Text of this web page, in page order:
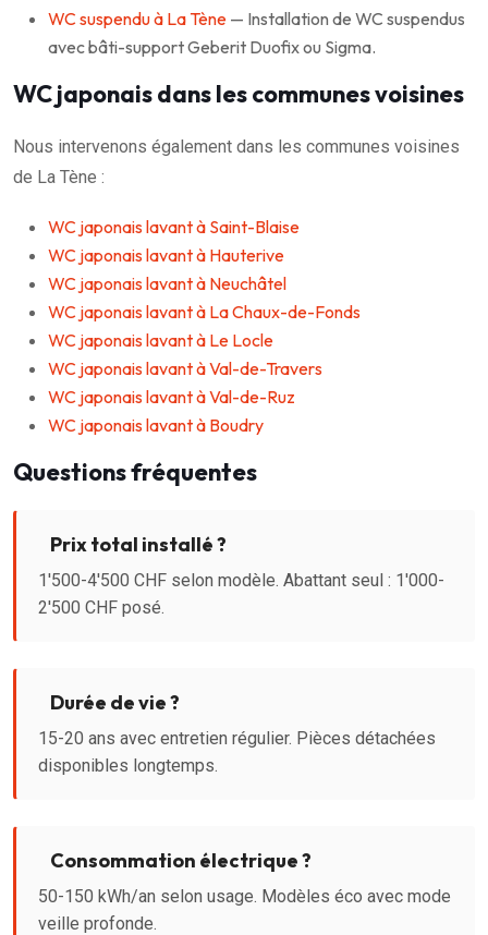
WC suspendu à La Tène — Installation de WC suspendus
avec bâti-support Geberit Duofix ou Sigma.
WC japonais dans les communes voisines
Nous intervenons également dans les communes voisines
de La Tène :
WC japonais lavant à Saint-Blaise
WC japonais lavant à Hauterive
WC japonais lavant à Neuchâtel
WC japonais lavant à La Chaux-de-Fonds
WC japonais lavant à Le Locle
WC japonais lavant à Val-de-Travers
WC japonais lavant à Val-de-Ruz
WC japonais lavant à Boudry
Questions fréquentes
Prix total installé ?
1'500-4'500 CHF selon modèle. Abattant seul : 1'000-
2'500 CHF posé.
Durée de vie ?
15-20 ans avec entretien régulier. Pièces détachées
disponibles longtemps.
Consommation électrique ?
50-150 kWh/an selon usage. Modèles éco avec mode
veille profonde.